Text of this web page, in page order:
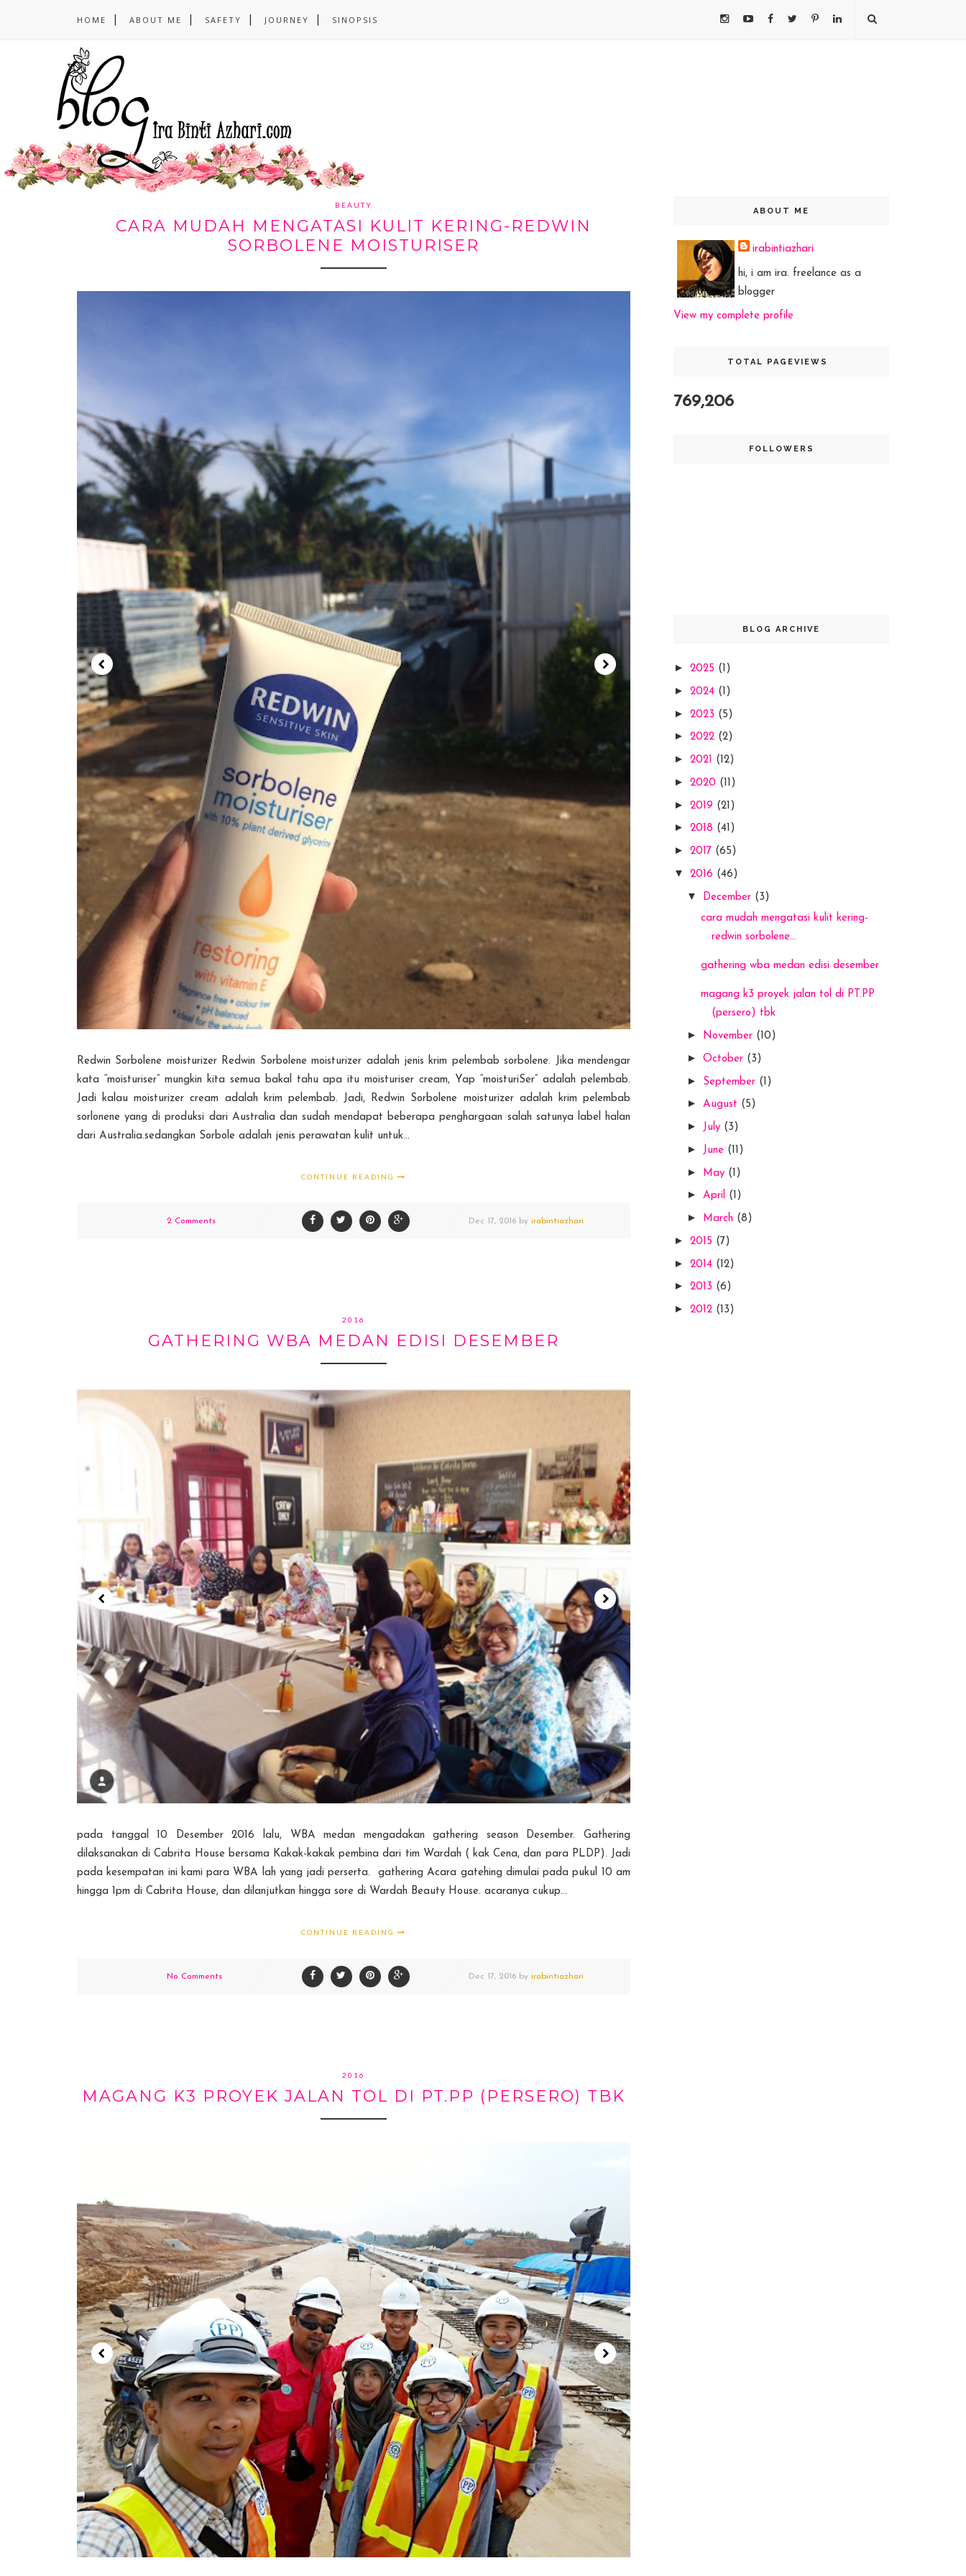
HOME ABOUT ME SAFETY JOURNEY SINOPSIS
BEAUTY
CARA MUDAH MENGATASI KULIT KERING-REDWIN
SORBOLENE MOISTURISER
Redwin Sorbolene moisturizer Redwin Sorbolene moisturizer adalah jenis krim pelembab sorbolene. Jika mendengar
kata “moisturiser” mungkin kita semua bakal tahu apa itu moisturiser cream, Yap “moisturiSer” adalah pelembab.
Jadi kalau moisturizer cream adalah krim pelembab. Jadi, Redwin Sorbolene moisturizer adalah krim pelembab
sorlonene yang di produksi dari Australia dan sudah mendapat beberapa penghargaan salah satunya label halan
dari Australia.sedangkan Sorbole adalah jenis perawatan kulit untuk...
CONTINUE READING
2 Comments Dec 17, 2016 by irabintiazhari
2016
GATHERING WBA MEDAN EDISI DESEMBER
pada tanggal 10 Desember 2016 lalu, WBA medan mengadakan gathering season Desember. Gathering
dilaksanakan di Cabrita House bersama Kakak-kakak pembina dari tim Wardah ( kak Cena, dan para PLDP). Jadi
pada kesempatan ini kami para WBA lah yang jadi perserta. gathering Acara gatehing dimulai pada pukul 10 am
hingga 1pm di Cabrita House, dan dilanjutkan hingga sore di Wardah Beauty House. acaranya cukup...
CONTINUE READING
No Comments Dec 17, 2016 by irabintiazhari
2016
MAGANG K3 PROYEK JALAN TOL DI PT.PP (PERSERO) TBK
ABOUT ME
irabintiazhari
hi, i am ira. freelance as a
blogger
View my complete profile
TOTAL PAGEVIEWS
769,206
FOLLOWERS
BLOG ARCHIVE
► 2025 (1)
► 2024 (1)
► 2023 (5)
► 2022 (2)
► 2021 (12)
► 2020 (11)
► 2019 (21)
► 2018 (41)
► 2017 (65)
▼ 2016 (46)
▼ December (3)
cara mudah mengatasi kulit kering-
redwin sorbolene...
gathering wba medan edisi desember
magang k3 proyek jalan tol di PT.PP
(persero) tbk
► November (10)
► October (3)
► September (1)
► August (5)
► July (3)
► June (11)
► May (1)
► April (1)
► March (8)
► 2015 (7)
► 2014 (12)
► 2013 (6)
► 2012 (13)